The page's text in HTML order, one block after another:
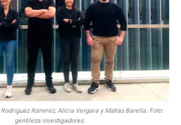
Rodríguez Rámirez, Alicia Vergara y Matías Barella. Foto:
gentileza investigadores.